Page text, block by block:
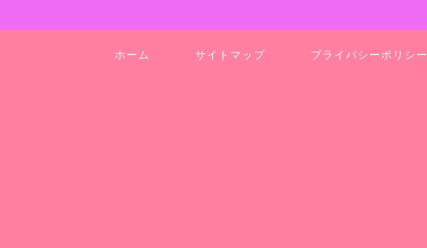
ホーム サイトマップ プライバシーポリシー